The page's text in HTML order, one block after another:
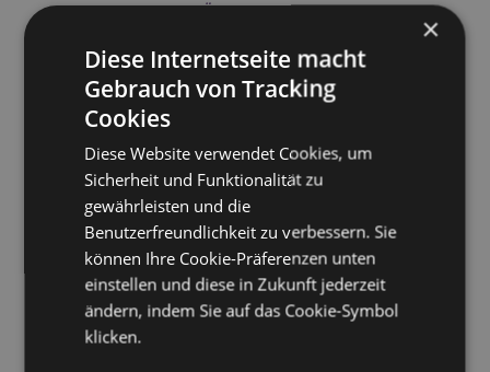
Andorra, Angola, Österreich, Azoren (Portugal),
Bahrain, Balearen (Spanien), Weißrussland, Belgien,
Benin, Bermuda, Bosnien und Herzegowina,
Botswana, Bulgarien, Burkina Faso, Burundi, Kamerun,
Kanarische Inseln (Spanien), Kap Verde,
Zentralafrikanische Republik, Ceuta und Melilla,
Tschad, Komoren, Demokratische Republik Kongo,
Korsika (Frankreich), Elfenbeinküste, Kroatien, Zypern,
Tschechische Republik, Dänemark, Dschibuti, Ägypten,
Äquatorialguinea, Eritrea, Estland, Äthiopien, Färöer-
Inseln, Finnland (Festland), Frankreich (Festland),
Französisch-Guayana, Gabun, Gambia, Georgien,
Deutschland, Ghana, Gibraltar, Griechenland,
Guadeloupe, Guernsey (Kanalinseln), Guinea, Guinea-
Bissau, Heiliger Stuhl (Vatikanstadt), Ungarn, Island,
Iran, Irak, Irland, Isle of Man (Vereinigtes Königreich),
×
Diese Internetseite macht
Gebrauch von Tracking
Cookies
Diese Website verwendet Cookies, um
Sicherheit und Funktionalität zu
gewährleisten und die
Benutzerfreundlichkeit zu verbessern. Sie
können Ihre Cookie-Präferenzen unten
einstellen und diese in Zukunft jederzeit
ändern, indem Sie auf das Cookie-Symbol
klicken.